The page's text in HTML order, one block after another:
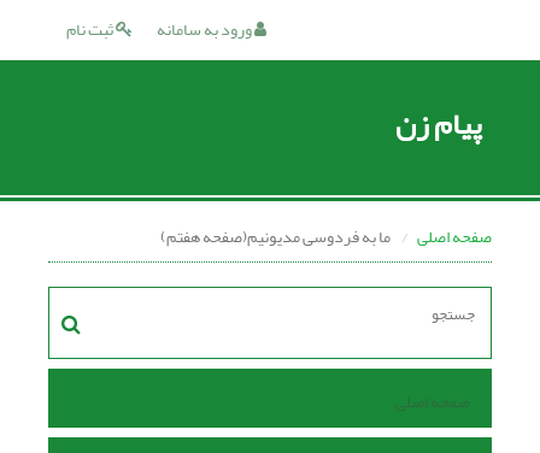
ثبت نام ورود به سامانه
پیام زن
صفحه اصلی ما به فردوسی مدیونیم(صفحه هفتم)
صفحه اصلی